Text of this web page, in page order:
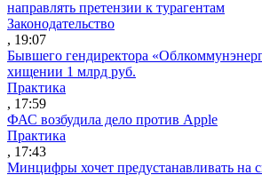
направлять претензии к турагентам
Законодательство
, 19:07
Бывшего гендиректора
хищении 1 млрд руб.
Практика
, 17:59
ФАС возбудила дело против Apple
Практика
, 17:43
Минцифры хочет предустанавливать на